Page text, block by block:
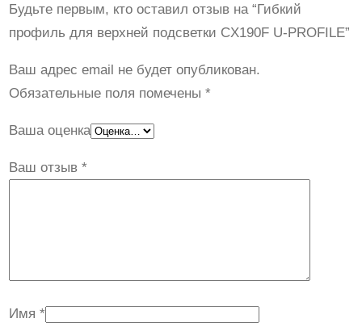
Будьте первым, кто оставил отзыв на “Гибкий
профиль для верхней подсветки CX190F U-PROFILE”
Ваш адрес email не будет опубликован.
Обязательные поля помечены *
Ваша оценка
Ваш отзыв *
Имя *